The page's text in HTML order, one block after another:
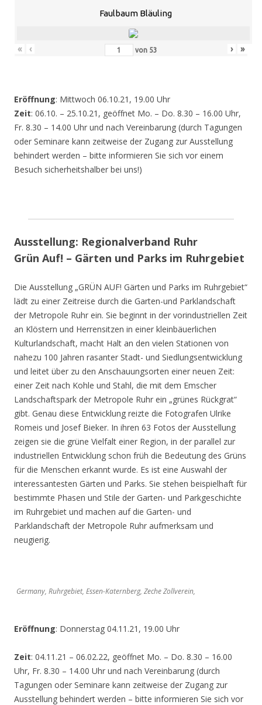
Faulbaum Bläuling
« ‹ von 53 › »
Eröffnung: Mittwoch 06.10.21, 19.00 Uhr
Zeit: 06.10. – 25.10.21, geöffnet Mo. – Do. 8.30 – 16.00 Uhr,
Fr. 8.30 – 14.00 Uhr und nach Vereinbarung (durch Tagungen
oder Seminare kann zeitweise der Zugang zur Ausstellung
behindert werden – bitte informieren Sie sich vor einem
Besuch sicherheitshalber bei uns!)
Ausstellung: Regionalverband Ruhr
Grün Auf! – Gärten und Parks im Ruhrgebiet
Die Ausstellung „GRÜN AUF! Gärten und Parks im Ruhrgebiet“
lädt zu einer Zeitreise durch die Garten-und Parklandschaft
der Metropole Ruhr ein. Sie beginnt in der vorindustriellen Zeit
an Klöstern und Herrensitzen in einer kleinbäuerlichen
Kulturlandschaft, macht Halt an den vielen Stationen von
nahezu 100 Jahren rasanter Stadt- und Siedlungsentwicklung
und leitet über zu den Anschauungsorten einer neuen Zeit:
einer Zeit nach Kohle und Stahl, die mit dem Emscher
Landschaftspark der Metropole Ruhr ein „grünes Rückgrat“
gibt. Genau diese Entwicklung reizte die Fotografen Ulrike
Romeis und Josef Bieker. In ihren 63 Fotos der Ausstellung
zeigen sie die grüne Vielfalt einer Region, in der parallel zur
industriellen Entwicklung schon früh die Bedeutung des Grüns
für die Menschen erkannt wurde. Es ist eine Auswahl der
interessantesten Gärten und Parks. Sie stehen beispielhaft für
bestimmte Phasen und Stile der Garten- und Parkgeschichte
im Ruhrgebiet und machen auf die Garten- und
Parklandschaft der Metropole Ruhr aufmerksam und
neugierig.
Germany, Ruhrgebiet, Essen-Katernberg, Zeche Zollverein,
Eröffnung: Donnerstag 04.11.21, 19.00 Uhr
Zeit: 04.11.21 – 06.02.22, geöffnet Mo. – Do. 8.30 – 16.00
Uhr, Fr. 8.30 – 14.00 Uhr und nach Vereinbarung (durch
Tagungen oder Seminare kann zeitweise der Zugang zur
Ausstellung behindert werden – bitte informieren Sie sich vor